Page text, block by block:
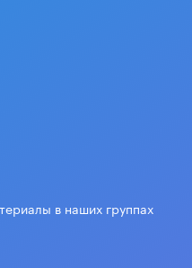
в наших группах